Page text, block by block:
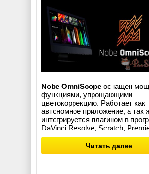
Nobe OmniScope оснащен
функциями, упрощающими
цветокоррекцию. Работает как
автономное приложение, а так
интегрируется плагином в
DaVinci Resolve, Scratch,
Читать далее